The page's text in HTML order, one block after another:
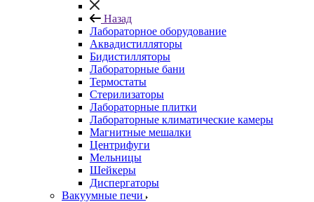
Назад
Лабораторное оборудование
Аквадистилляторы
Бидистилляторы
Лабораторные бани
Термостаты
Стерилизаторы
Лабораторные плитки
Лабораторные климатические камеры
Магнитные мешалки
Центрифуги
Мельницы
Шейкеры
Диспергаторы
Вакуумные печи